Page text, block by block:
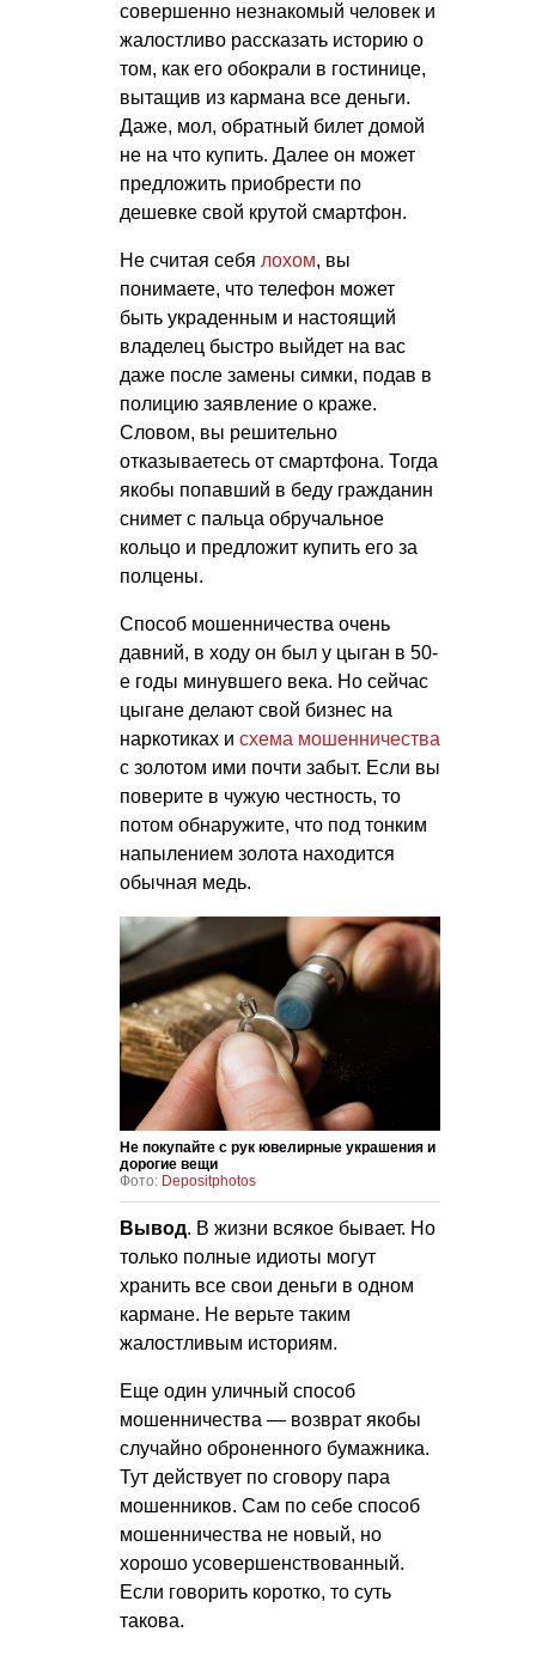
совершенно незнакомый человек и
жалостливо рассказать историю о
том, как его обокрали в гостинице,
вытащив из кармана все деньги.
Даже, мол, обратный билет домой
не на что купить. Далее он может
предложить приобрести по
дешевке свой крутой смартфон.
Не считая себя лохом, вы
понимаете, что телефон может
быть украденным и настоящий
владелец быстро выйдет на вас
даже после замены симки, подав в
полицию заявление о краже.
Словом, вы решительно
отказываетесь от смартфона. Тогда
якобы попавший в беду гражданин
снимет с пальца обручальное
кольцо и предложит купить его за
полцены.
Способ мошенничества очень
давний, в ходу он был у цыган в 50-
е годы минувшего века. Но сейчас
цыгане делают свой бизнес на
наркотиках и схема мошенничества
с золотом ими почти забыт. Если вы
поверите в чужую честность, то
потом обнаружите, что под тонким
напылением золота находится
обычная медь.
Не покупайте с рук ювелирные украшения и
дорогие вещи
Фото: Depositphotos
Вывод. В жизни всякое бывает. Но
только полные идиоты могут
хранить все свои деньги в одном
кармане. Не верьте таким
жалостливым историям.
Еще один уличный способ
мошенничества — возврат якобы
случайно оброненного бумажника.
Тут действует по сговору пара
мошенников. Сам по себе способ
мошенничества не новый, но
хорошо усовершенствованный.
Если говорить коротко, то суть
такова.